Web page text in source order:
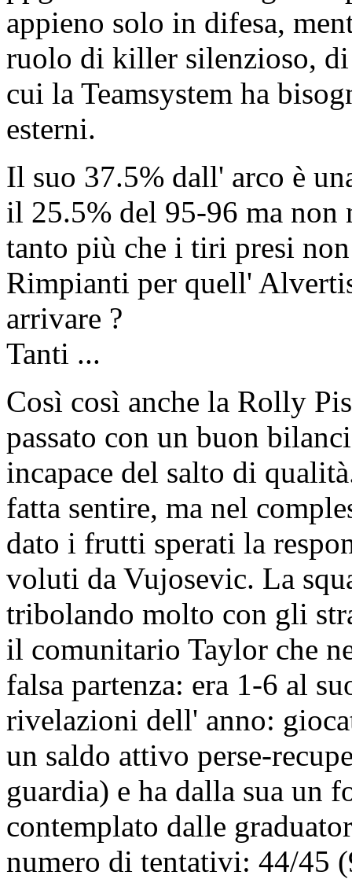
appieno solo in difesa,
ruolo di killer silenzioso,
cui la Teamsystem ha
esterni.
Il suo 37.5% dall' arco è
il 25.5% del 95-96 ma non
tanto più che i tiri presi
Rimpianti per quell'
arrivare ?
Tanti ...
Così così anche la Rolly
passato con un buon
incapace del salto di
fatta sentire, ma nel
dato i frutti sperati la
voluti da Vujosevic. La
tribolando molto con gli
il comunitario Taylor che
falsa partenza: era 1-6 al
rivelazioni dell' anno:
un saldo attivo perse-
guardia) e ha dalla sua un
contemplato dalle
numero di tentativi: 44/45